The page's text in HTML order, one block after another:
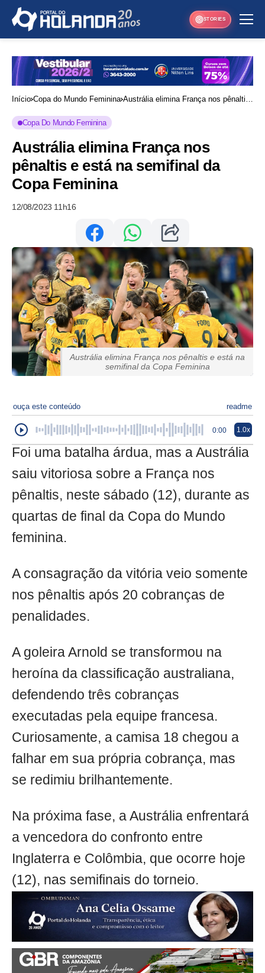
STORIES
Início Copa do Mundo Feminina Austrália elimina França nos pênaltis
Copa Do Mundo Feminina
Austrália elimina França nos
pênaltis e está na semifinal da
Copa Feminina
12/08/2023 11h16
Austrália elimina França nos pênaltis e está na
semifinal da Copa Feminina
ouça este conteúdo readme
0:00 1.0x
Foi uma batalha árdua, mas a Austrália
saiu vitoriosa sobre a França nos
pênaltis, neste sábado (12), durante as
quartas de final da Copa do Mundo
feminina.
A consagração da vitória veio somente
nos pênaltis após 20 cobranças de
penalidades.
A goleira Arnold se transformou na
heroína da classificação australiana,
defendendo três cobranças
executadas pela equipe francesa.
Curiosamente, a camisa 18 chegou a
falhar em sua própria cobrança, mas
se redimiu brilhantemente.
Na próxima fase, a Austrália enfrentará
a vencedora do confronto entre
Inglaterra e Colômbia, que ocorre hoje
(12), nas semifinais do torneio.